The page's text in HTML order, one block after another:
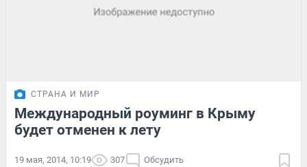
СТРАНА И МИР
Международный роуминг в Крыму
будет отменен к лету
19 мая, 2014, 10:19 307 Обсудить